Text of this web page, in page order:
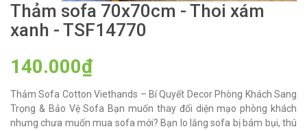
Thảm sofa 70x70cm - Thoi xám
xanh - TSF14770
140.000₫
Thảm Sofa Cotton Viethands – Bí Quyết Decor Phòng Khách Sang
Trọng & Bảo Vệ Sofa Bạn muốn thay đổi diện mạo phòng khách
nhưng chưa muốn mua sofa mới? Bạn lo lắng sofa bị bám bụi, thú